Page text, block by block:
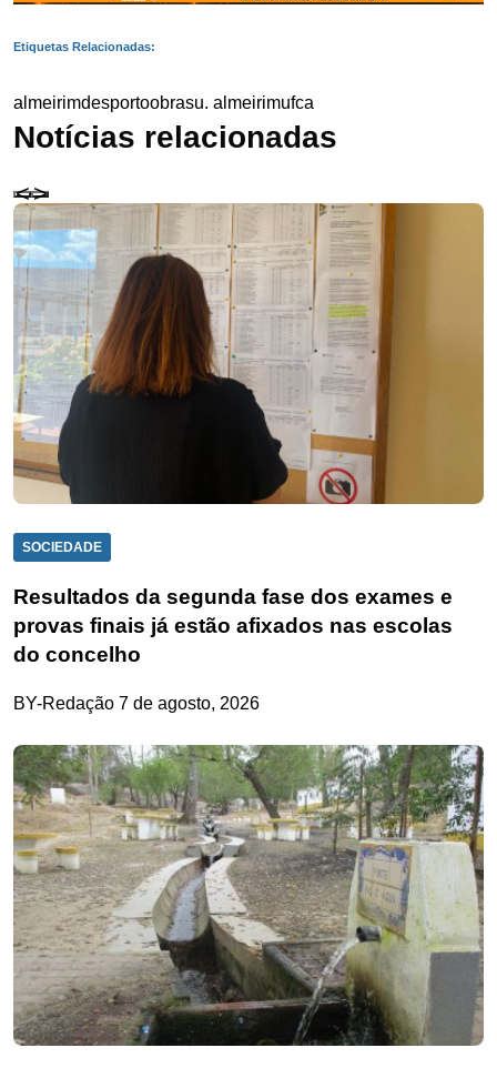
Etiquetas Relacionadas:
almeirimdesportoobrasu. almeirimufca
Notícias relacionadas
SOCIEDADE
Resultados da segunda fase dos exames e
provas finais já estão afixados nas escolas
do concelho
BY-Redação 7 de agosto, 2026